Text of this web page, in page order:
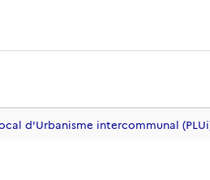
d'Urbanisme intercommunal